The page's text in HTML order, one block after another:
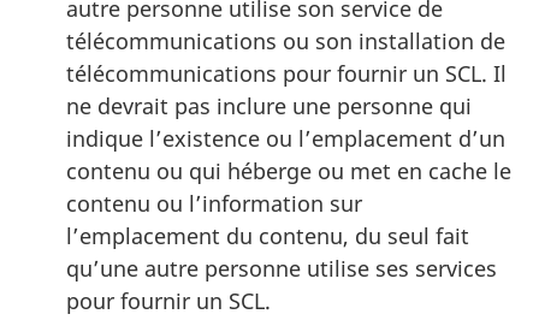
autre personne utilise son service de
télécommunications ou son installation de
télécommunications pour fournir un SCL. Il
ne devrait pas inclure une personne qui
indique l’existence ou l’emplacement d’un
contenu ou qui héberge ou met en cache le
contenu ou l’information sur
l’emplacement du contenu, du seul fait
qu’une autre personne utilise ses services
pour fournir un SCL.